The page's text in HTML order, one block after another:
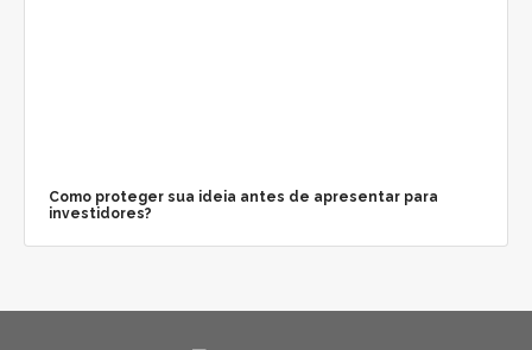
Como proteger sua ideia antes de apresentar para
investidores?